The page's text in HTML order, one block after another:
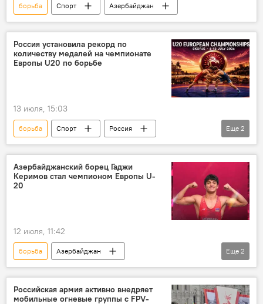
борьба Спорт Азербайджан
Россия установила рекорд по
количеству медалей на чемпионате
Европы U20 по борьбе
13 июля, 15:03
борьба Спорт
Россия
Азербайджан
Рекорд
Еще 2
Азербайджанский борец Гаджи
Керимов стал чемпионом Европы U-
20
12 июля, 11:42
борьба
Азербайджан
Чемпионат Европы
Греко-римская борьба
Спорт
Еще 2
Российская армия активно внедряет
мобильные огневые группы с FPV-